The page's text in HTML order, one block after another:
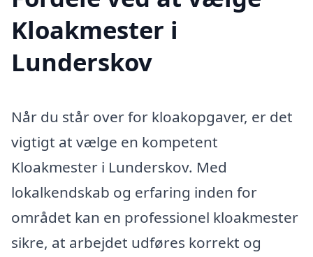
Kloakmester i
Lunderskov
Når du står over for kloakopgaver, er det
vigtigt at vælge en kompetent
Kloakmester i Lunderskov. Med
lokalkendskab og erfaring inden for
området kan en professionel kloakmester
sikre, at arbejdet udføres korrekt og